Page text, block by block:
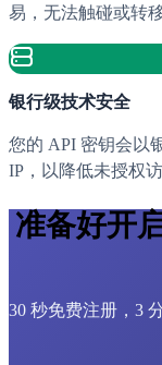
易，无法触碰或转
银行级技术安全
您的 API 密钥会以
IP，以降低未授权访
准备好开
30 秒免费注册，3